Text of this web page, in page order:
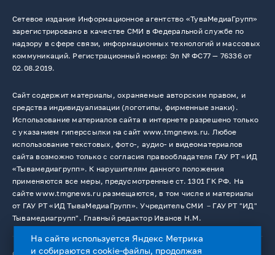
Сетевое издание Информационное агентство «ТуваМедиаГрупп»
зарегистрировано в качестве СМИ в Федеральной службе по
надзору в сфере связи, информационных технологий и массовых
коммуникаций. Регистрационный номер: Эл № ФС77 — 76336 от
02.08.2019.
Сайт содержит материалы, охраняемые авторским правом, и
средства индивидуализации (логотипы, фирменные знаки).
Использование материалов сайта в интернете разрешено только
с указанием гиперссылки на сайт www.tmgnews.ru. Любое
использование текстовых, фото-, аудио- и видеоматериалов
сайта возможно только с согласия правообладателя ГАУ РТ «ИД
«Тывамедиагрупп». К нарушителям данного положения
применяются все меры, предусмотренные ст. 1301 ГК РФ. На
сайте www.tmgnews.ru размещаются, в том числе и материалы
от ГАУ РТ «ИД ТываМедиаГрупп». Учредитель СМИ －ГАУ РТ "ИД"
Тывамедиагрупп". Главный редактор Иванов Н.М.
На сайте используется Яндекс Метрика
и собираются cookie-файлы, продолжая